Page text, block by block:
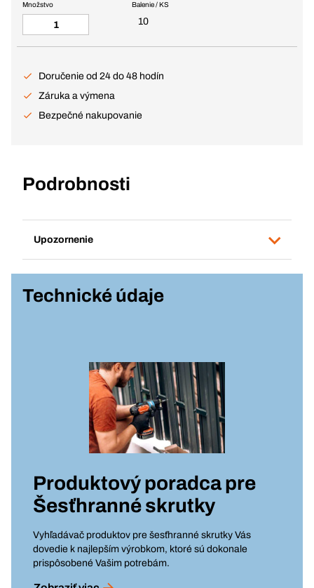
Balenie / KS
10
Množstvo
Doručenie od 24 do 48 hodín
Záruka a výmena
Bezpečné nakupovanie
Podrobnosti
Upozornenie
Technické údaje
Produktový poradca pre
Šesťhranné skrutky
Vyhľadávač produktov pre šesťhranné skrutky Vás
dovedie k najlepším výrobkom, ktoré sú dokonale
prispôsobené Vašim potrebám.